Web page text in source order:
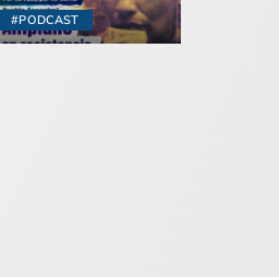
#PODCAST